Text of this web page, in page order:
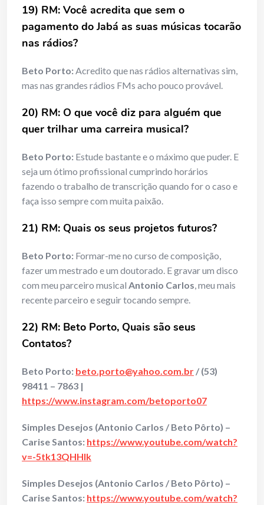
19) RM: Você acredita que sem o
pagamento do Jabá as suas músicas tocarão
nas rádios?
Beto Porto:Acredito que nas rádios alternativas sim,
mas nas grandes rádios FMs acho pouco provável.
20) RM: O que você diz para alguém que
quer trilhar uma carreira musical?
Beto Porto: Estude bastante e o máximo que puder. E
seja um ótimo profissional cumprindo horários
fazendo o trabalho de transcrição quando for o caso e
faça isso sempre com muita paixão.
21) RM: Quais os seus projetos futuros?
Beto Porto: Formar-me no curso de composição,
fazer um mestrado e um doutorado. E gravar um disco
com meu parceiro musical Antonio Carlos, meu mais
recente parceiro e seguir tocando sempre.
22) RM: Beto Porto, Quais são seus
Contatos?
Beto Porto: beto.porto@yahoo.com.br / (53)
98411 – 7863 |
https://www.instagram.com/betoporto07
Simples Desejos (Antonio Carlos / Beto Pôrto) –
Carise Santos: https://www.youtube.com/watch?
v=-5tk13QHHIk
Simples Desejos (Antonio Carlos / Beto Pôrto) –
Carise Santos: https://www.youtube.com/watch?